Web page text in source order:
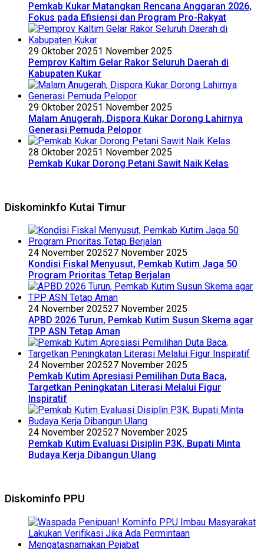
Pemkab Kukar Matangkan Rencana Anggaran 2026,
Fokus pada Efisiensi dan Program Pro-Rakyat
29 Oktober 20251 November 2025
Pemprov Kaltim Gelar Rakor Seluruh Daerah di
Kabupaten Kukar
29 Oktober 20251 November 2025
Malam Anugerah, Dispora Kukar Dorong Lahirnya
Generasi Pemuda Pelopor
28 Oktober 20251 November 2025
Pemkab Kukar Dorong Petani Sawit Naik Kelas
Diskominkfo Kutai Timur
24 November 202527 November 2025
Kondisi Fiskal Menyusut, Pemkab Kutim Jaga 50
Program Prioritas Tetap Berjalan
24 November 202527 November 2025
APBD 2026 Turun, Pemkab Kutim Susun Skema agar
TPP ASN Tetap Aman
24 November 202527 November 2025
Pemkab Kutim Apresiasi Pemilihan Duta Baca,
Targetkan Peningkatan Literasi Melalui Figur
Inspiratif
24 November 202527 November 2025
Pemkab Kutim Evaluasi Disiplin P3K, Bupati Minta
Budaya Kerja Dibangun Ulang
Diskominfo PPU